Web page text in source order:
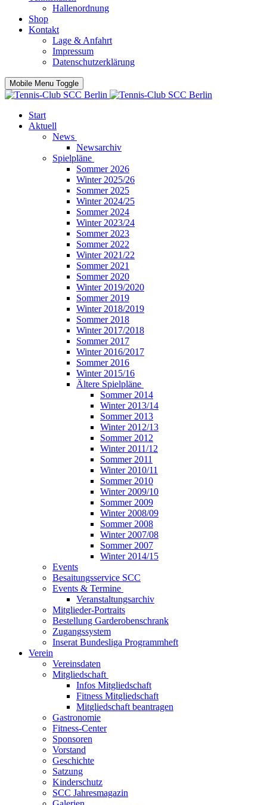
Hallenordnung
Shop
Kontakt
Lage & Anfahrt
Impressum
Datenschutzerklärung
Mobile Menu Toggle
Start
Aktuell
News
Newsarchiv
Spielpläne
Sommer 2026
Winter 2025/26
Sommer 2025
Winter 2024/25
Sommer 2024
Winter 2023/24
Sommer 2023
Sommer 2022
Winter 2021/22
Sommer 2021
Sommer 2020
Winter 2019/2020
Sommer 2019
Winter 2018/2019
Sommer 2018
Winter 2017/2018
Sommer 2017
Winter 2016/2017
Sommer 2016
Winter 2015/16
Ältere Spielpläne
Sommer 2014
Winter 2013/14
Sommer 2013
Winter 2012/13
Sommer 2012
Winter 2011/12
Sommer 2011
Winter 2010/11
Sommer 2010
Winter 2009/10
Sommer 2009
Winter 2008/09
Sommer 2008
Winter 2007/08
Sommer 2007
Winter 2014/15
Events
Besaitungsservice SCC
Events & Termine
Veranstaltungsarchiv
Mitglieder-Portraits
Bestellung Garderobenschrank
Zugangssystem
Inserat Bundesliga Programmheft
Verein
Vereinsdaten
Mitgliedschaft
Infos Mitgliedschaft
Fitness Mitgliedschaft
Mitgliedschaft beantragen
Gastronomie
Fitness-Center
Sponsoren
Vorstand
Geschichte
Satzung
Kinderschutz
SCC Jahresmagazin